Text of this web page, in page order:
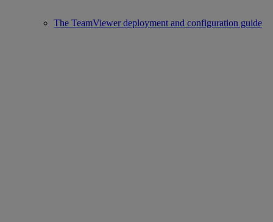
The TeamViewer deployment and configuration guide